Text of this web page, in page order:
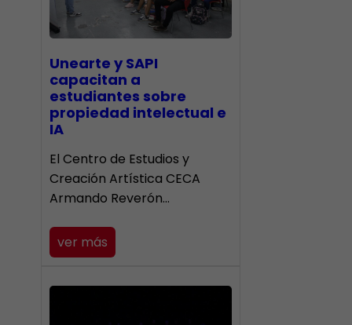
Unearte y SAPI
capacitan a
estudiantes sobre
propiedad intelectual e
IA
El Centro de Estudios y
Creación Artística CECA
Armando Reverón…
ver más